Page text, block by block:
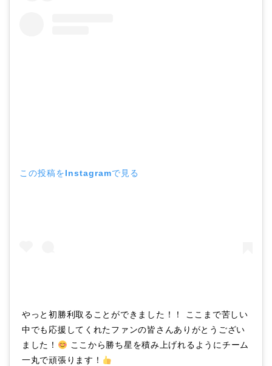
この投稿をInstagramで見る
やっと初勝利取ることができました！！ ここまで苦しい
中でも応援してくれたファンの皆さんありがとうござい
ました！
ここから勝ち星を積み上げれるようにチーム
一丸で頑張ります！